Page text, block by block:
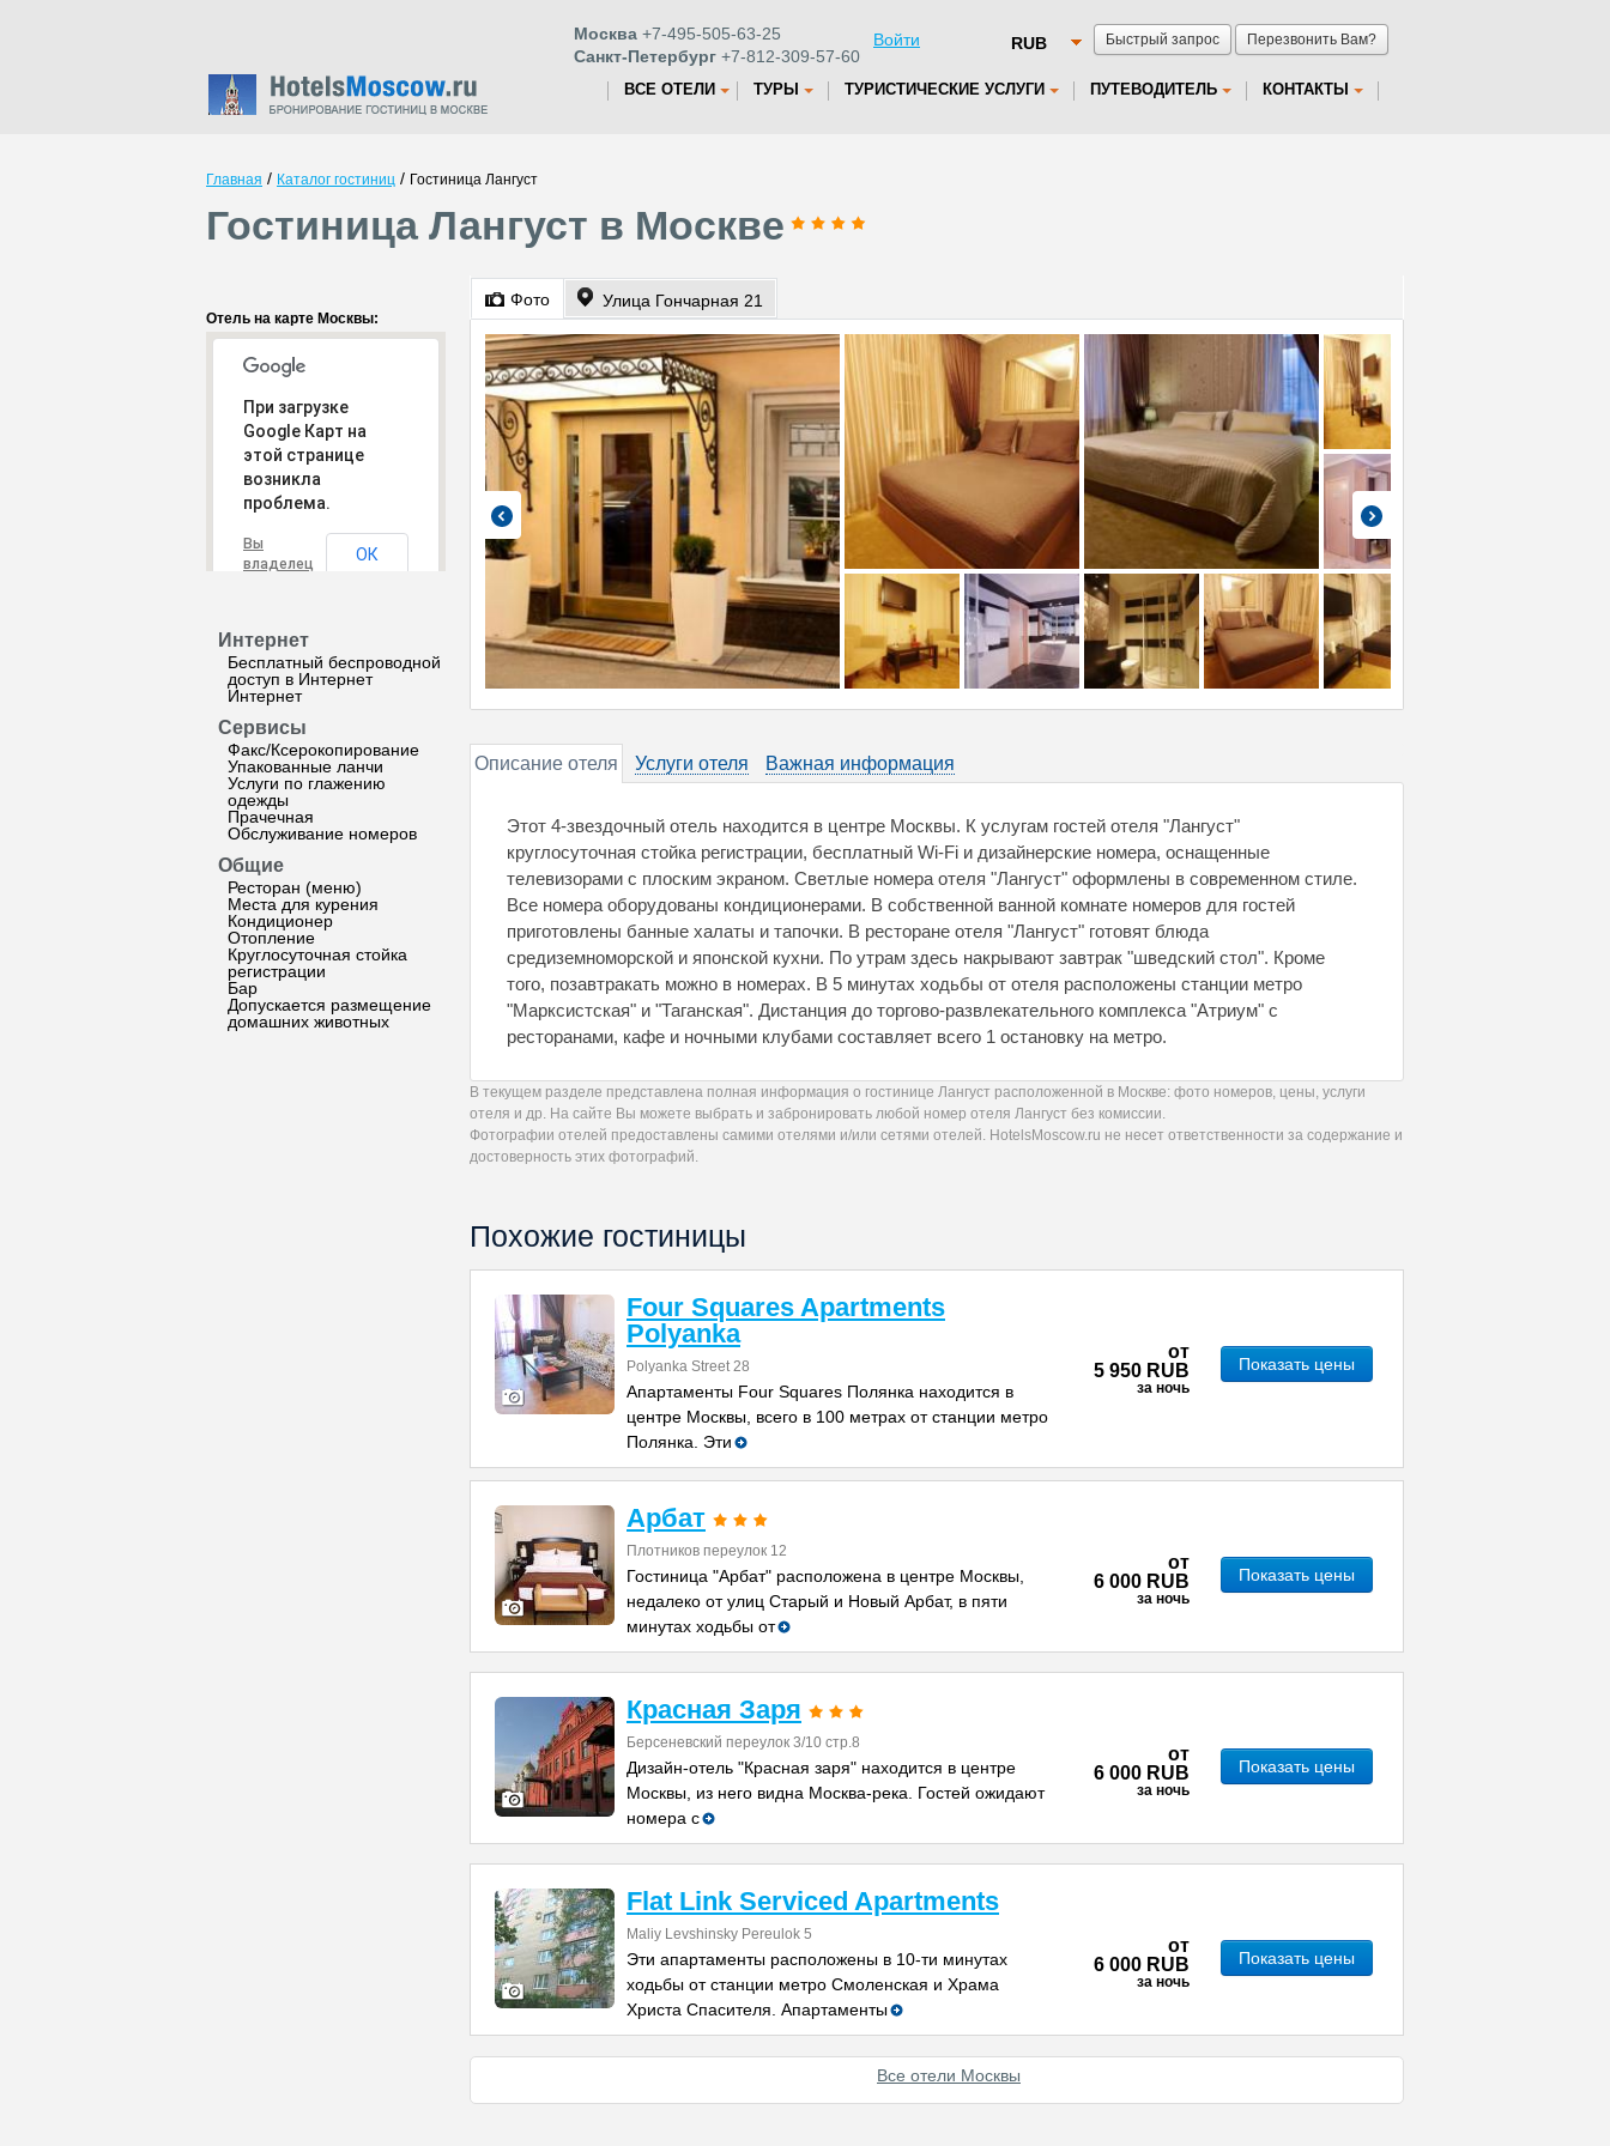
Быстрый запрос Перезвонить Вам?
Москва +7-495-505-63-25
Санкт-Петербург +7-812-309-57-60
Войти
ВСЕ ОТЕЛИ ТУРЫ ТУРИСТИЧЕСКИЕ УСЛУГИ ПУТЕВОДИТЕЛЬ КОНТАКТЫ
Главная / Каталог гостиниц / Гостиница Лангуст
Гостиница Лангуст в Москве
Отель на карте Москвы:
При загрузке
Google Карт на
этой странице
возникла
проблема.
Вы
владелец
ОК
Интернет
Бесплатный беспроводной
доступ в Интернет
Интернет
Сервисы
Факс/Ксерокопирование
Упакованные ланчи
Услуги по глажению
одежды
Прачечная
Обслуживание номеров
Общие
Ресторан (меню)
Места для курения
Кондиционер
Отопление
Круглосуточная стойка
регистрации
Бар
Допускается размещение
домашних животных
Фото Улица Гончарная 21
Описание отеля Услуги отеля Важная информация
Этот 4-звездочный отель находится в центре Москвы. К услугам гостей отеля "Лангуст"
круглосуточная стойка регистрации, бесплатный Wi-Fi и дизайнерские номера, оснащенные
телевизорами с плоским экраном. Светлые номера отеля "Лангуст" оформлены в современном стиле.
Все номера оборудованы кондиционерами. В собственной ванной комнате номеров для гостей
приготовлены банные халаты и тапочки. В ресторане отеля "Лангуст" готовят блюда
средиземноморской и японской кухни. По утрам здесь накрывают завтрак "шведский стол". Кроме
того, позавтракать можно в номерах. В 5 минутах ходьбы от отеля расположены станции метро
"Марксистская" и "Таганская". Дистанция до торгово-развлекательного комплекса "Атриум" с
ресторанами, кафе и ночными клубами составляет всего 1 остановку на метро.
В текущем разделе представлена полная информация о гостинице Лангуст расположенной в Москве: фото номеров, цены, услуги
отеля и др. На сайте Вы можете выбрать и забронировать любой номер отеля Лангуст без комиссии.
Фотографии отелей предоставлены самими отелями и/или сетями отелей. HotelsMoscow.ru не несет ответственности за содержание и
достоверность этих фотографий.
Похожие гостиницы
Four Squares Apartments
Polyanka
Polyanka Street 28
Апартаменты Four Squares Полянка находится в
центре Москвы, всего в 100 метрах от станции метро
Полянка. Эти
от
5 950 RUB
за ночь
Показать цены
Арбат
Плотников переулок 12
Гостиница "Арбат" расположена в центре Москвы,
недалеко от улиц Старый и Новый Арбат, в пяти
минутах ходьбы от
от
6 000 RUB
за ночь
Показать цены
Красная Заря
Берсеневский переулок 3/10 стр.8
Дизайн-отель "Красная заря" находится в центре
Москвы, из него видна Москва-река. Гостей ожидают
номера с
от
6 000 RUB
за ночь
Показать цены
Flat Link Serviced Apartments
Maliy Levshinsky Pereulok 5
Эти апартаменты расположены в 10-ти минутах
ходьбы от станции метро Смоленская и Храма
Христа Спасителя. Апартаменты
от
6 000 RUB
за ночь
Показать цены
Все отели Москвы